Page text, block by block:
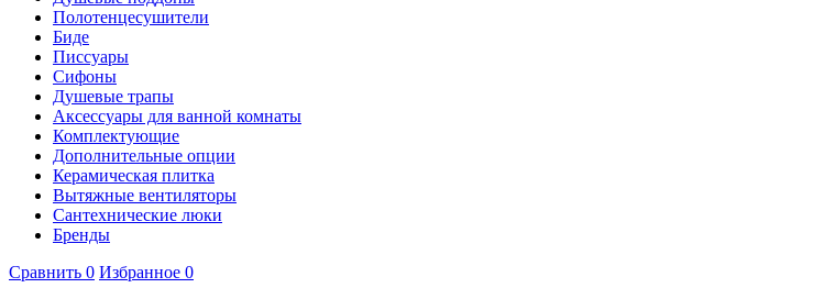
Полотенцесушители
Биде
Писсуары
Сифоны
Душевые трапы
Аксессуары для ванной комнаты
Комплектующие
Дополнительные опции
Керамическая плитка
Вытяжные вентиляторы
Сантехнические люки
Бренды
Сравнить 0 Избранное 0